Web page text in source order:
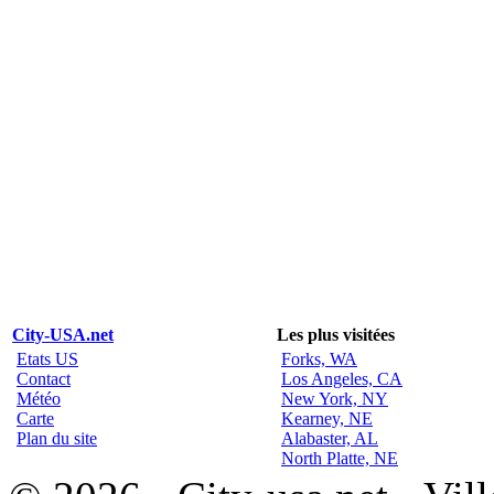
City-USA.net
Les plus visitées
Etats US
Contact
Météo
Carte
Plan du site
Forks, WA
Los Angeles, CA
New York, NY
Kearney, NE
Alabaster, AL
North Platte, NE